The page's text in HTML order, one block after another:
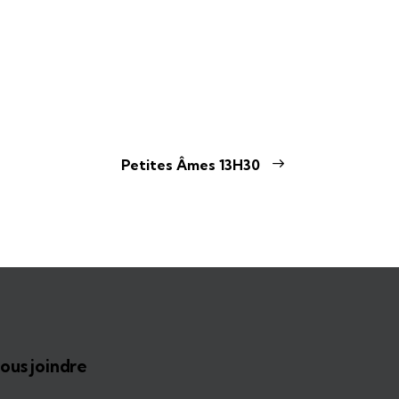
Petites Âmes 13H30
joindre